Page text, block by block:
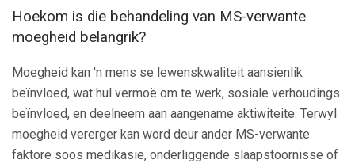
Hoekom is die behandeling van MS-verwante
moegheid belangrik?
Moegheid kan 'n mens se lewenskwaliteit aansienlik
beïnvloed, wat hul vermoë om te werk, sosiale verhoudings
beïnvloed, en deelneem aan aangename aktiwiteite. Terwyl
moegheid vererger kan word deur ander MS-verwante
faktore soos medikasie, onderliggende slaapstoornisse of